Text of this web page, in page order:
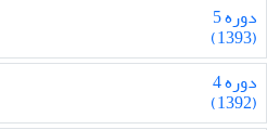
دوره 5
(1393)
دوره 4
(1392)